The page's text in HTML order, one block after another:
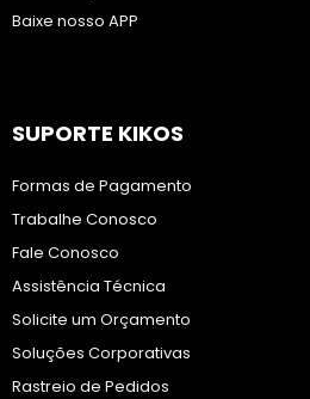
Baixe nosso APP
SUPORTE KIKOS
Formas de Pagamento
Trabalhe Conosco
Fale Conosco
Assistência Técnica
Solicite um Orçamento
Soluções Corporativas
Rastreio de Pedidos